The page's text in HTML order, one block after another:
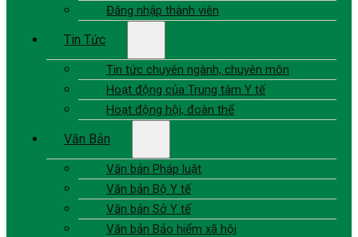
Đăng nhập thành viên
Tin Tức
Tin tức chuyên ngành, chuyên môn
Hoạt động của Trung tâm Y tế
Hoạt động hội, đoàn thể
Văn Bản
Văn bản Pháp luật
Văn bản Bộ Y tế
Văn bản Sở Y tế
Văn bản Bảo hiểm xã hội